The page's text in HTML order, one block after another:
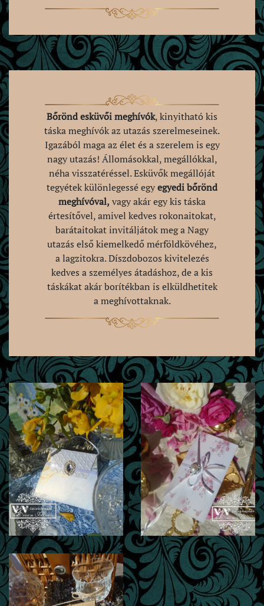
Bőrönd esküvői meghívók, kinyitható kis
táska meghívók az utazás szerelmeseinek.
Igazából maga az élet és a szerelem is egy
nagy utazás! Állomásokkal, megállókkal,
néha visszatéréssel. Esküvők megállóját
tegyétek különlegessé egyegyedi bőrönd
meghívóval, vagy akár egy kis táska
értesítővel, amivel kedves rokonaitokat,
barátaitokat invitáljátok meg a Nagy
utazás első kiemelkedő mérföldkövéhez,
a lagzitokra. Díszdobozos kivitelezés
kedves a személyes átadáshoz, de a kis
táskákat akár borítékban is elküldhetitek
a meghívottaknak.